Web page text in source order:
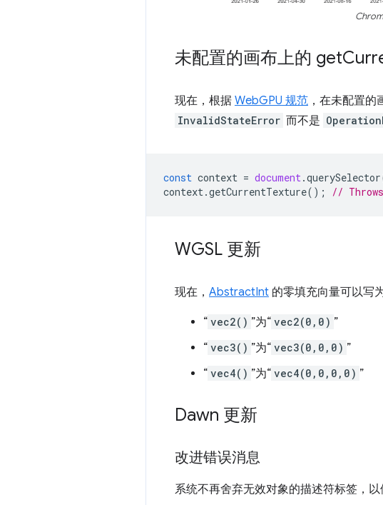
未配置的画布上的 get
现在，根据 WebGPU 规范 ，在未配置的
InvalidStateError 而不是
const context = document.querySelector
context.getCurrentTexture(); //
WGSL 更新
现在， AbstractInt 的零填充向量可以写
“ vec2() ”为“ vec2(0,0) ”
“ vec3() ”为“ vec3(0,0,0) ”
“ vec4() ”为“ vec4(0,0,0,0) ”
Dawn 更新
改进错误消息
系统不再舍弃无效对象的描述符标签，